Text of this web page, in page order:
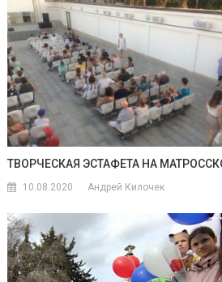
ТВОРЧЕСКАЯ ЭСТАФЕТА НА
10.08.2020 Андрей Килочек